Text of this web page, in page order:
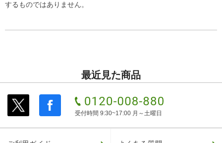
するものではありません。
最近見た商品
受付時間 9:30~17:00 月～土曜日